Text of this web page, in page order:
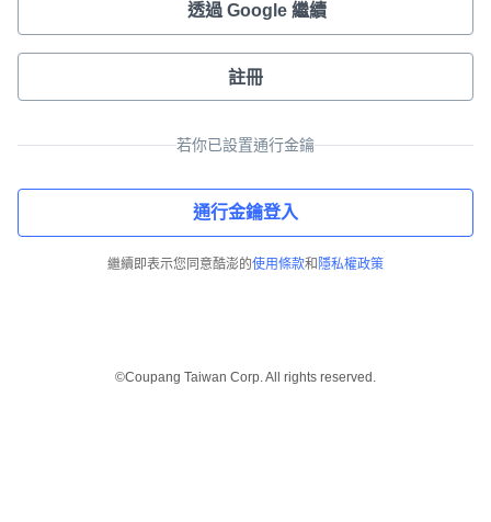
透過 Google 繼續
註冊
若你已設置通行金鑰
通行金鑰登入
繼續即表示您同意酷澎的使用條款和 隱私權政策
©Coupang Taiwan Corp. All rights reserved.